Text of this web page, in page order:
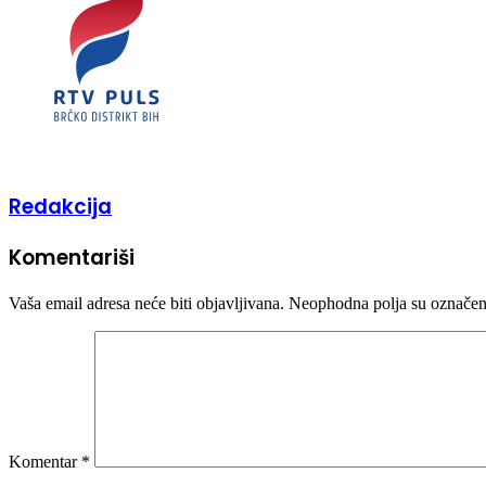
Redakcija
Komentariši
Vaša email adresa neće biti objavljivana. Neophodna polja su
Komentar *